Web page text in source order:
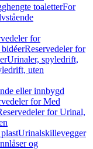
toaletterFor
for
Reservedeler for
Urinaler, spyledrift,
uten
eller innbygd
for Med
for Urinal,
Urinalskillevegger
og